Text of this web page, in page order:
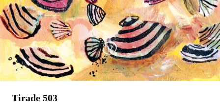
Tirade 503